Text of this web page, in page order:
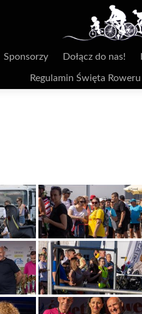
Sponsorzy Dołącz do nas!
Regulamin Święta Roweru